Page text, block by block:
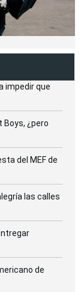
impedir que
Boys, ¿pero
del MEF de
las calles
de